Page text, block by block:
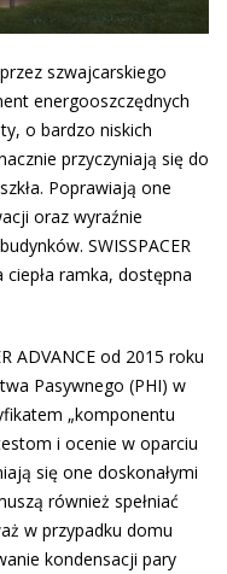
szwajcarskiego
energooszczędnych
o bardzo niskich
przyczyniają się do
Poprawiają one
oraz wyraźnie
SWISSPACER
ramka, dostępna
ADVANCE od 2015 roku
Pasywnego (PHI) w
„komponentu
i ocenie w oparciu
się one doskonałymi
również spełniać
w przypadku domu
kondensacji pary